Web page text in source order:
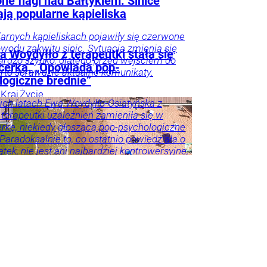
popularne kąpieliska
kąpieliskach pojawiły się czerwone
zakwitu sinic. Sytuacja zmienia się
szybko, dlatego przed wejściem do
sprawdzić aktualne komunikaty.
KrajŻycie
Woydyłło z terapeutki stała się
„Opowiada pop-
brednie”
latach Ewa Woydyłło-Osiatyńska z
uzależnień zamieniła się w
niekiedy głoszącą pop-psychologiczne
to, co ostatnio powiedziała o
nie jest ani najbardziej kontrowersyjne,